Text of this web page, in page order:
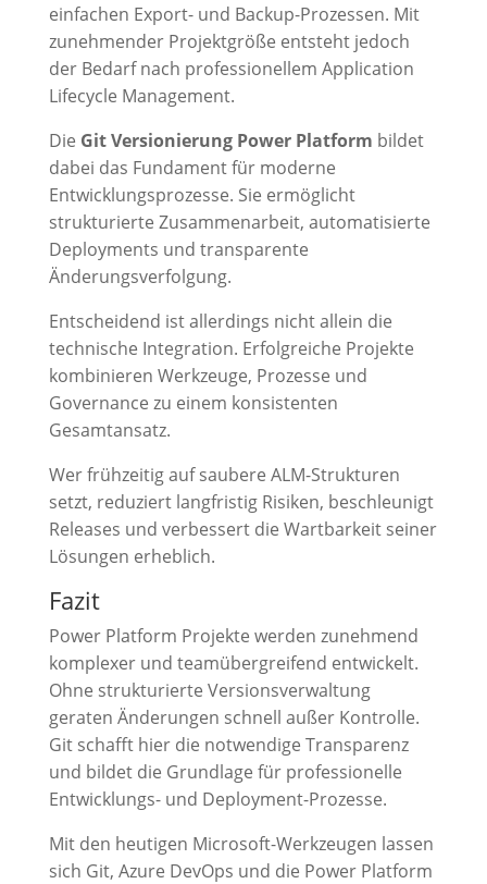
einfachen Export- und Backup-Prozessen. Mit
zunehmender Projektgröße entsteht jedoch
der Bedarf nach professionellem Application
Lifecycle Management.
Die Git Versionierung Power Platform bildet
dabei das Fundament für moderne
Entwicklungsprozesse. Sie ermöglicht
strukturierte Zusammenarbeit, automatisierte
Deployments und transparente
Änderungsverfolgung.
Entscheidend ist allerdings nicht allein die
technische Integration. Erfolgreiche Projekte
kombinieren Werkzeuge, Prozesse und
Governance zu einem konsistenten
Gesamtansatz.
Wer frühzeitig auf saubere ALM-Strukturen
setzt, reduziert langfristig Risiken, beschleunigt
Releases und verbessert die Wartbarkeit seiner
Lösungen erheblich.
Fazit
Power Platform Projekte werden zunehmend
komplexer und teamübergreifend entwickelt.
Ohne strukturierte Versionsverwaltung
geraten Änderungen schnell außer Kontrolle.
Git schafft hier die notwendige Transparenz
und bildet die Grundlage für professionelle
Entwicklungs- und Deployment-Prozesse.
Mit den heutigen Microsoft-Werkzeugen lassen
sich Git, Azure DevOps und die Power Platform